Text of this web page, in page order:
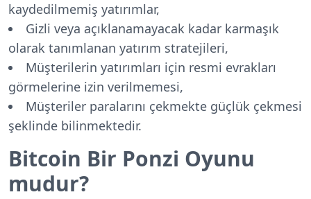
kaydedilmemiş yatırımlar,
Gizli veya açıklanamayacak kadar karmaşık
olarak tanımlanan yatırım stratejileri,
Müşterilerin yatırımları için resmi evrakları
görmelerine izin verilmemesi,
Müşteriler paralarını çekmekte güçlük çekmesi
şeklinde bilinmektedir.
Bitcoin Bir Ponzi Oyunu
mudur?